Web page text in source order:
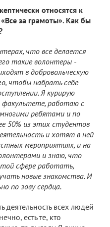
относятся к
за грамоты». Как бы
что все делается
такие волонтеры -
в добровольческую
чтобы набрать себе
Я курирую
факультете, работаю с
ребятами и по
50% из этих студентов
и хотят в ней
мероприятиях, и на
и знаю, что
сфере работать,
новые знакомства. И
по зову сердца.
деятельность всех людей
есть те, кто